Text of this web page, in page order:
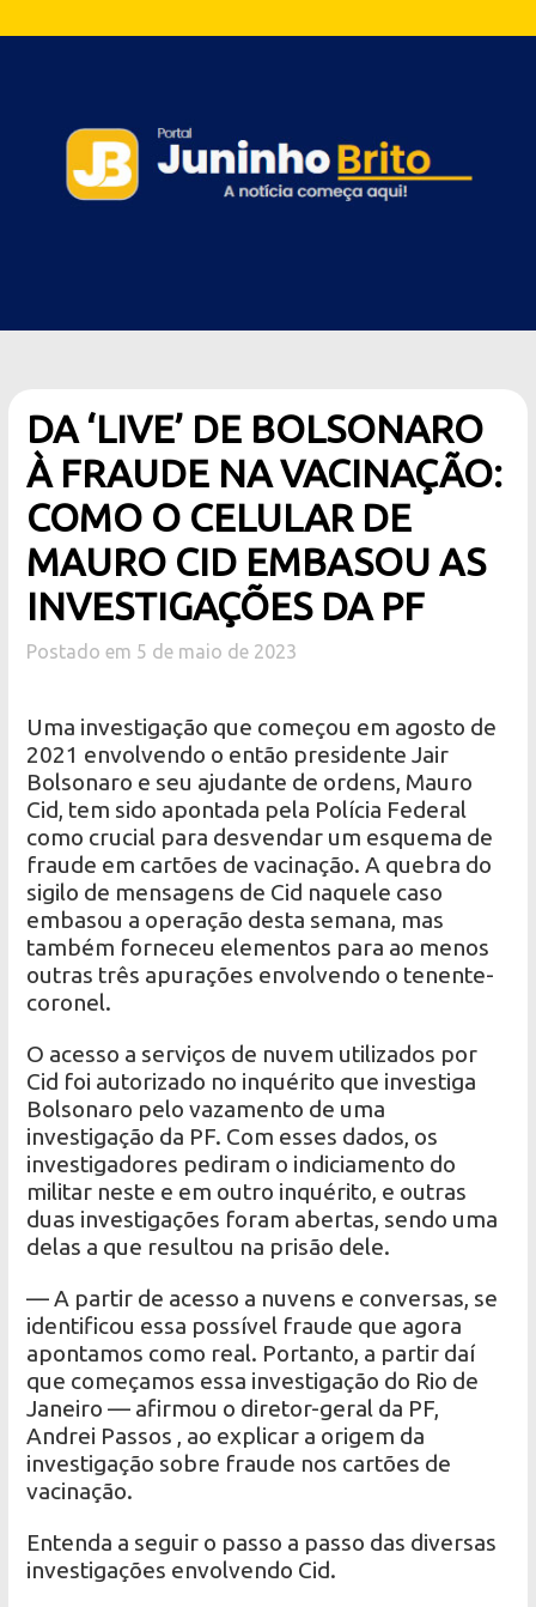
DA ‘LIVE’ DE BOLSONARO
À FRAUDE NA VACINAÇÃO:
COMO O CELULAR DE
MAURO CID EMBASOU AS
INVESTIGAÇÕES DA PF
Postado em 5 de maio de 2023
Uma investigação que começou em agosto de
2021 envolvendo o então presidente Jair
Bolsonaro e seu ajudante de ordens, Mauro
Cid, tem sido apontada pela Polícia Federal
como crucial para desvendar um esquema de
fraude em cartões de vacinação. A quebra do
sigilo de mensagens de Cid naquele caso
embasou a operação desta semana, mas
também forneceu elementos para ao menos
outras três apurações envolvendo o tenente-
coronel.
O acesso a serviços de nuvem utilizados por
Cid foi autorizado no inquérito que investiga
Bolsonaro pelo vazamento de uma
investigação da PF. Com esses dados, os
investigadores pediram o indiciamento do
militar neste e em outro inquérito, e outras
duas investigações foram abertas, sendo uma
delas a que resultou na prisão dele.
— A partir de acesso a nuvens e conversas, se
identificou essa possível fraude que agora
apontamos como real. Portanto, a partir daí
que começamos essa investigação do Rio de
Janeiro — afirmou o diretor-geral da PF,
Andrei Passos , ao explicar a origem da
investigação sobre fraude nos cartões de
vacinação.
Entenda a seguir o passo a passo das diversas
investigações envolvendo Cid.